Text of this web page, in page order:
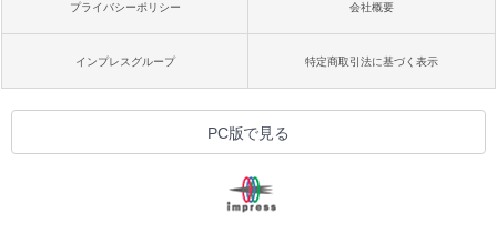
プライバシーポリシー 会社概要
インプレスグループ 特定商取引法に基づく表示
PC版で見る